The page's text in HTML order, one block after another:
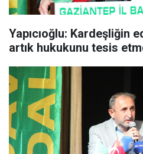
Yapıcıoğlu: Kardeşliğin
artık hukukunu tesis